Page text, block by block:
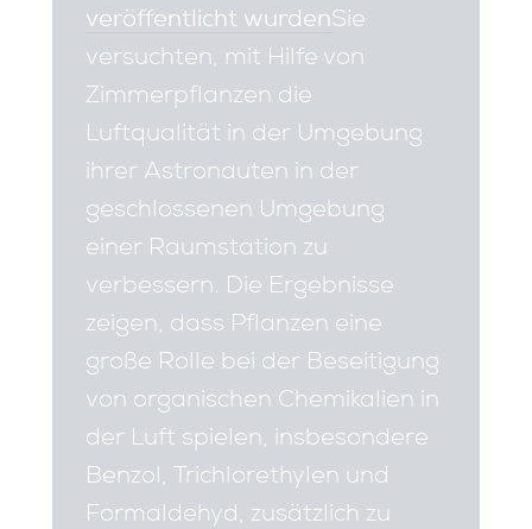
veröffentlicht wurdenSie
versuchten, mit Hilfe von
Zimmerpflanzen die
Luftqualität in der Umgebung
ihrer Astronauten in der
geschlossenen Umgebung
einer Raumstation zu
verbessern. Die Ergebnisse
zeigen, dass Pflanzen eine
große Rolle bei der Beseitigung
von organischen Chemikalien in
der Luft spielen, insbesondere
Benzol, Trichlorethylen und
Formaldehyd, zusätzlich zu